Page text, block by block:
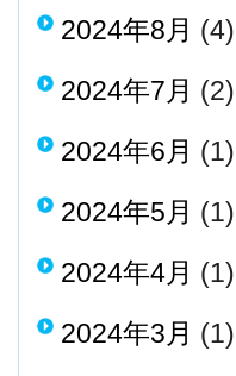
2024年8月 (4)
2024年7月 (2)
2024年6月 (1)
2024年5月 (1)
2024年4月 (1)
2024年3月 (1)